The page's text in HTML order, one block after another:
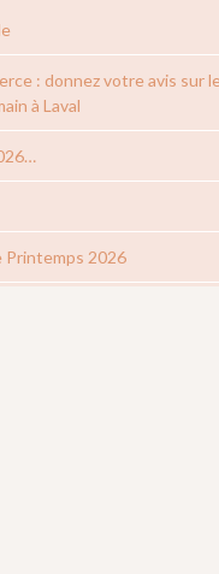
: donnez votre avis sur
à Laval
Printemps 2026